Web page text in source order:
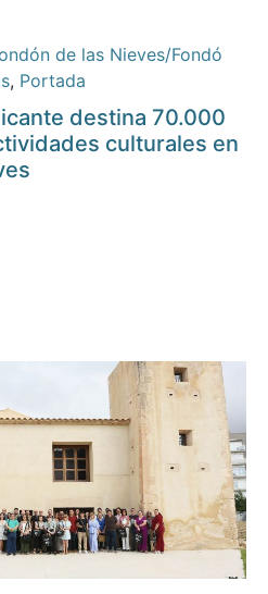
de las Nieves/Fondó
, Portada
destina 70.000
culturales en